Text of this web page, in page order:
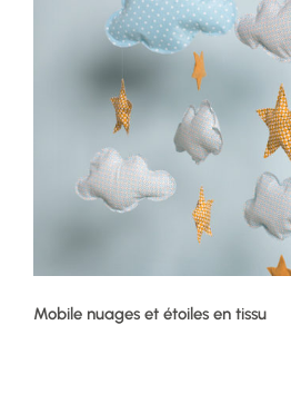
Mobile nuages et étoiles en tissu